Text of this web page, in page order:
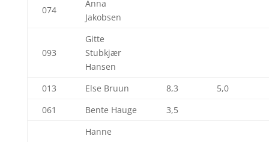
074
Anna
Jakobsen
093
Gitte
Stubkjær
Hansen
013
Else Bruun 8,3
5,0
061
Bente Hauge 3,5
Hanne